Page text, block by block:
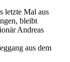
letzte Mal aus
bleibt
Andreas
aus dem